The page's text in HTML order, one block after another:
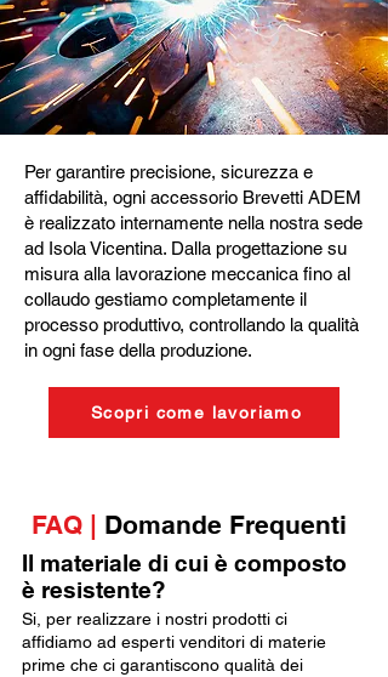
Per garantire precisione, sicurezza e
affidabilità, ogni accessorio Brevetti ADEM
è realizzato internamente nella nostra sede
ad Isola Vicentina. Dalla progettazione su
misura alla lavorazione meccanica fino al
collaudo gestiamo completamente il
processo produttivo, controllando la qualità
in ogni fase della produzione.
Scopri come lavoriamo
FAQ | Domande Frequenti
Il materiale di cui è composto
è resistente?
Si, per realizzare i nostri prodotti ci
affidiamo ad esperti venditori di materie
prime che ci garantiscono qualità dei